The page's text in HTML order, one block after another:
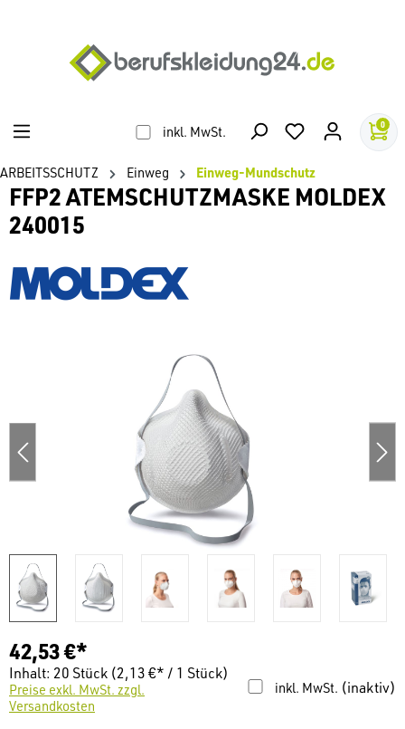
inkl. MwSt. 0
ARBEITSSCHUTZ Einweg Einweg-Mundschutz
FFP2 ATEMSCHUTZMASKE MOLDEX
240015
42,53 €*
Inhalt: 20 Stück (2,13 €* / 1 Stück)
inkl. MwSt. (inaktiv)
Preise exkl. MwSt. zzgl.
Versandkosten